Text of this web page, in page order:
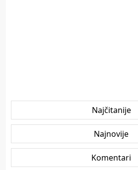
Najčitanije
Najnovije
Komentari